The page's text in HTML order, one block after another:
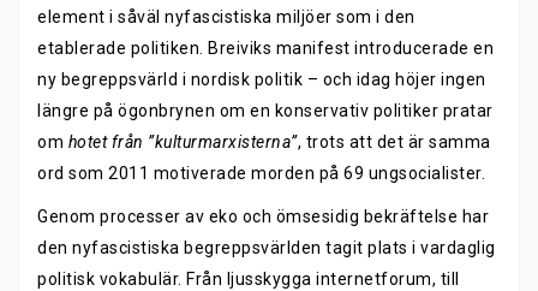
element i såväl nyfascistiska miljöer som i den
etablerade politiken. Breiviks manifest introducerade en
ny begreppsvärld i nordisk politik – och idag höjer ingen
längre på ögonbrynen om en konservativ politiker pratar
om hotet från ”kulturmarxisterna”, trots att det är samma
ord som 2011 motiverade morden på 69 ungsocialister.
Genom processer av eko och ömsesidig bekräftelse har
den nyfascistiska begreppsvärlden tagit plats i vardaglig
politisk vokabulär. Från ljusskygga internetforum, till